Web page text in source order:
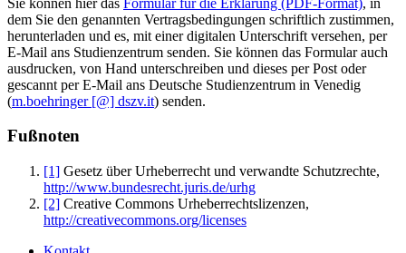
dem Sie den genannten Vertragsbedingungen schriftlich zustimmen,
herunterladen und es, mit einer digitalen Unterschrift versehen, per
E-Mail ans Studienzentrum senden. Sie können das Formular auch
ausdrucken, von Hand unterschreiben und dieses per Post oder
gescannt per E-Mail ans Deutsche Studienzentrum in Venedig
(m.boehringer [@] dszv.it) senden.
Fußnoten
[1] Gesetz über Urheberrecht und verwandte Schutzrechte,
http://www.bundesrecht.juris.de/urhg
[2] Creative Commons Urheberrechtslizenzen,
http://creativecommons.org/licenses